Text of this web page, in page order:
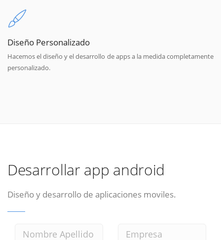
Diseño Personalizado
Hacemos el diseño y el desarrollo de apps a la medida completamente
personalizado.
Desarrollar app android
Diseño y desarrollo de aplicaciones moviles.